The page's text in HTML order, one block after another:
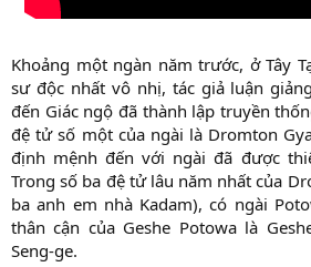
Khoảng một ngàn năm trước, ở Tây
sư độc nhất vô nhị, tác giả luận
đến Giác ngộ đã thành lập truyền
đệ tử số một của ngài là Dromton
định mệnh đến với ngài đã được
Trong số ba đệ tử lâu năm nhất của
ba anh em nhà Kadam), có ngài
thân cận của Geshe Potowa là
Seng-ge.